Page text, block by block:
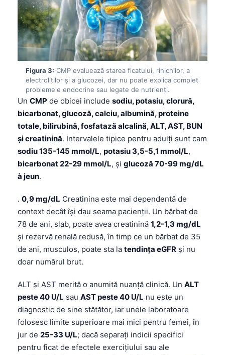
Figura 3: CMP evaluează starea ficatului, rinichilor, a
electroliților și a glucozei, dar nu poate explica complet
problemele endocrine sau legate de nutrienți.
Un CMP de obicei include sodiu, potasiu, clorură,
bicarbonat, glucoză, calciu, albumină, proteine
totale, bilirubină, fosfatază alcalină, ALT, AST, BUN
și creatinină. Intervalele tipice pentru adulți sunt cam
sodiu 135-145 mmol/L, potasiu 3,5-5,1 mmol/L,
bicarbonat 22-29 mmol/L, și glucoză 70-99 mg/dL
à jeun.
. 0,9 mg/dL Creatinina este mai dependentă de
context decât își dau seama pacienții. Un bărbat de
78 de ani, slab, poate avea creatinină 1,2-1,3 mg/dL
și rezervă renală redusă, în timp ce un bărbat de 35
de ani, musculos, poate sta la tendința eGFR și nu
doar numărul brut.
ALT și AST merită o anumită nuanță clinică. Un ALT
peste 40 U/L sau AST peste 40 U/L nu este un
diagnostic de sine stătător, iar unele laboratoare
folosesc limite superioare mai mici pentru femei, în
jur de 25-33 U/L; dacă separați indicii specifici
pentru ficat de efectele exercițiului sau ale